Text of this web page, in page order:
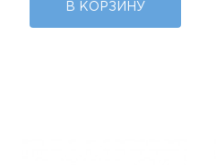
В КОРЗИНУ